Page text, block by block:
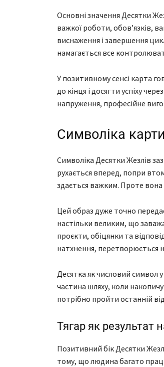
Основні значення Десятки
важкої роботи, обов’язків,
виснаження і завершення
намагається все
У позитивному сенсі карта
до кінця і досягти успіху
напруження, професійне
Символіка
Символіка Десятки Жезлів
рухається вперед, попри
здається важким. Проте вона
Цей образ дуже точно
настільки великим, що
проєкти, обіцянки та
натхнення, перетворюється
Десятка як числовий символ
частина шляху, коли
потрібно пройти останній
Тягар як результат
Позитивний бік Десятки
тому, що людина багато